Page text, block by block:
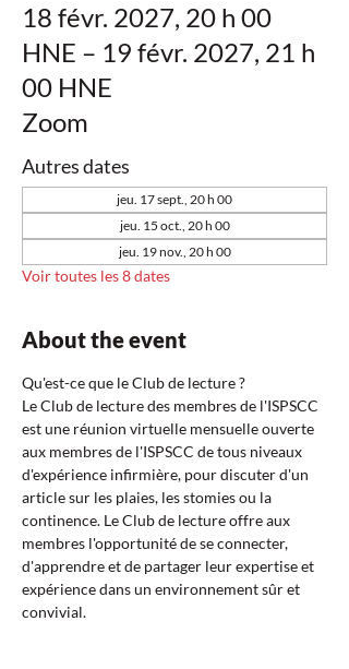
18 févr. 2027, 20 h 00
HNE – 19 févr. 2027, 21 h
00 HNE
Zoom
Autres dates
jeu. 17 sept., 20 h 00
jeu. 15 oct., 20 h 00
jeu. 19 nov., 20 h 00
Voir toutes les 8 dates
About the event
Qu'est-ce que le Club de lecture ?
Le Club de lecture des membres de l'ISPSCC
est une réunion virtuelle mensuelle ouverte
aux membres de l'ISPSCC de tous niveaux
d'expérience infirmière, pour discuter d'un
article sur les plaies, les stomies ou la
continence. Le Club de lecture offre aux
membres l'opportunité de se connecter,
d'apprendre et de partager leur expertise et
expérience dans un environnement sûr et
convivial.